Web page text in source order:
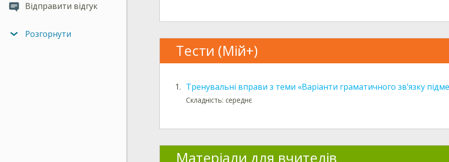
Відправити відгук
Розгорнути
Тести (Мій+)
1. Тренувальні вправи з теми «Варіанти граматичного зв’язку
Складність: середнє
Матеріали для вчителів